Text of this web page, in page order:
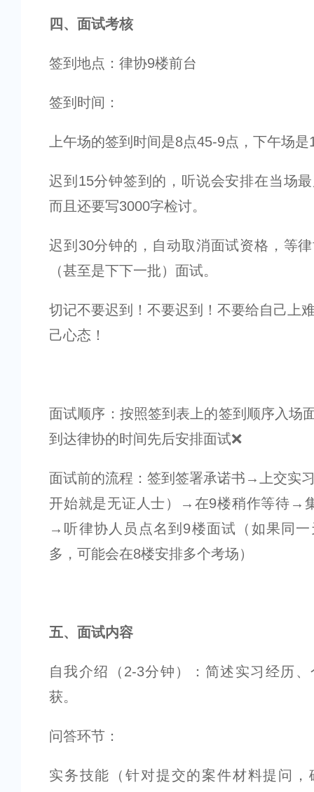
四、面试考核
签到地点：律协9楼前台
签到时间：
上午场的签到时间是8点45-9点，下午场
迟到15分钟签到的，听说会安排在当场
而且还要写3000字检讨。
迟到30分钟的，自动取消面试资格，等
（甚至是下下一批）面试。
切记不要迟到！不要迟到！不要给自己上
己心态！
面试顺序：按照签到表上的签到顺序入场
到达律协的时间先后安排面试❌
面试前的流程：签到签署承诺书→上交实
开始就是无证人士）→在9楼稍作等待→
→听律协人员点名到9楼面试（如果同一
多，可能会在8楼安排多个考场）
五、面试内容
自我介绍（2-3分钟）：简述实习经历
获。
问答环节：
实务技能（针对提交的案件材料提问，